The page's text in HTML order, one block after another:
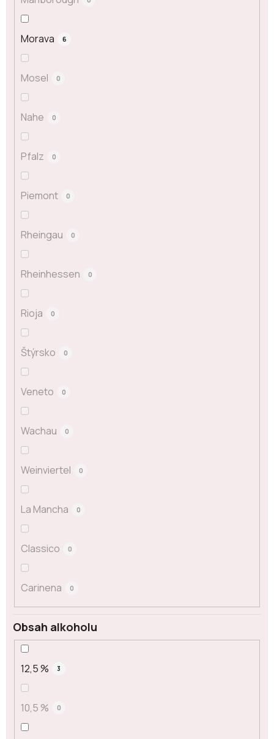
Morava 6
Mosel 0
Nahe 0
Pfalz 0
Piemont 0
Rheingau 0
Rheinhessen 0
Rioja 0
Štýrsko 0
Veneto 0
Wachau 0
Weinviertel 0
La Mancha 0
Classico 0
Carinena 0
Obsah alkoholu
12,5 % 3
10,5 % 0